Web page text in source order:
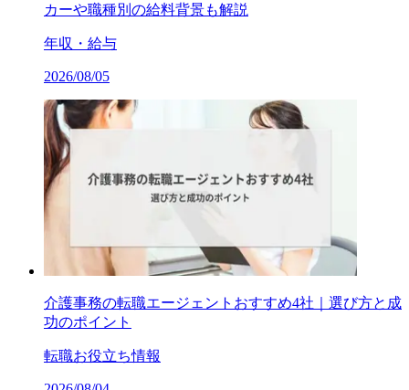
カーや職種別の給料背景も解説
年収・給与
2026/08/05
介護事務の転職エージェントおすすめ4社｜選び方と成
功のポイント
転職お役立ち情報